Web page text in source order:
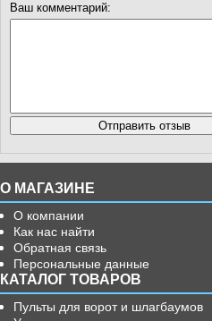
Ваш комментарий:
О МАГАЗИНЕ
О компании
Как нас найти
Обратная связь
Персональные данные
КАТАЛОГ ТОВАРОВ
Пульты для ворот и шлагбаумов